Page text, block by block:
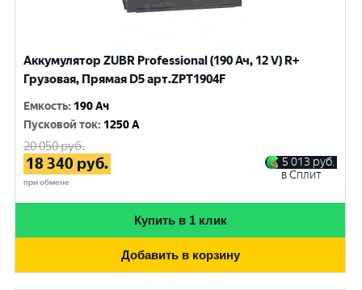
Аккумулятор ZUBR Professional (190 Ач, 12 V) R+
Грузовая, Прямая D5 арт.ZPT1904F
Емкость: 190 Ач
Пусковой ток: 1250 A
20 050руб.
18 340 руб.
при обмене
5 013 руб.
в Сплит
Купить в 1 клик
Добавить в корзину